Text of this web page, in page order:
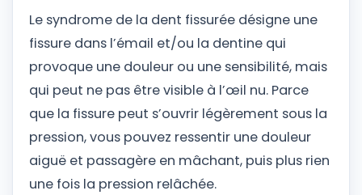
Le syndrome de la dent fissurée désigne une
fissure dans l’émail et/ou la dentine qui
provoque une douleur ou une sensibilité, mais
qui peut ne pas être visible à l’œil nu. Parce
que la fissure peut s’ouvrir légèrement sous la
pression, vous pouvez ressentir une douleur
aiguë et passagère en mâchant, puis plus rien
une fois la pression relâchée.